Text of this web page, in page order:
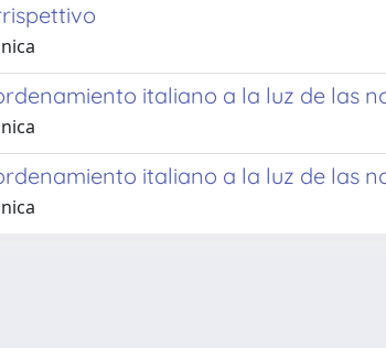
italiano a la luz de las
italiano a la luz de las